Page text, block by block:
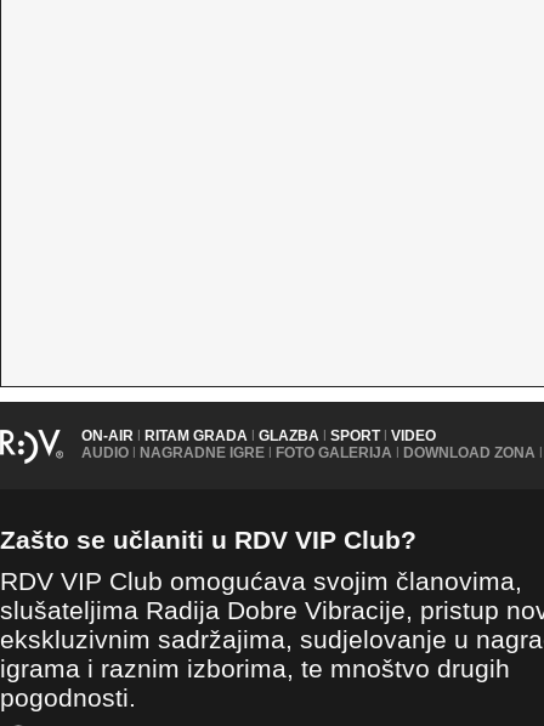
ON-AIR | RITAM GRADA | GLAZBA | SPORT | VIDEO
AUDIO | NAGRADNE IGRE | FOTO GALERIJA | DOWNLOAD ZONA |
Zašto se učlaniti u RDV VIP Club?
RDV VIP Club omogućava svojim članovima,
slušateljima Radija Dobre Vibracije, pristup
ekskluzivnim sadržajima, sudjelovanje u
igrama i raznim izborima, te mnoštvo drugih
pogodnosti.